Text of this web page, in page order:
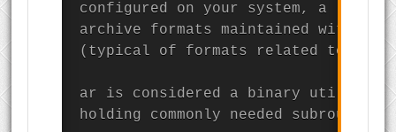
configured on your system, a limit
archive formats maintained with
(typical of formats related to
ar is considered a binary utility
holding commonly needed